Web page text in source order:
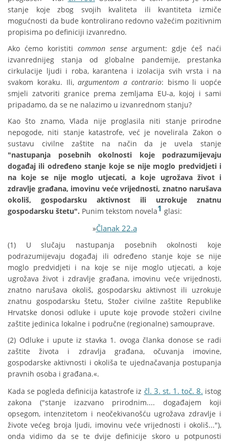
stanje koje zbog svojih kvaliteta ili kvantiteta izmiče
mogućnosti da bude kontrolirano redovno važećim pozitivnim
propisima po definiciji izvanredno.
Ako ćemo koristiti common senseargument: gdje ćeš naći
izvanrednijeg stanja od globalne pandemije, prestanka
cirkulacije ljudi i roba, karantena i izolacija svih vrsta i na
svakom koraku. Ili,argumentom a contrario: bismo li uopće
smjeli zatvoriti granice prema zemljama EU-a, kojoj i sami
pripadamo, da se ne nalazimo u izvanrednom stanju?
Kao što znamo, Vlada nije proglasila niti stanje prirodne
nepogode, niti stanje katastrofe, već je novelirala Zakon o
sustavu civilne zaštite na način da je uvela stanje
"nastupanja posebnih okolnosti koje podrazumijevaju
događaj ili određeno stanje koje se nije moglo predvidjeti i
na koje se nije moglo utjecati, a koje ugrožava život i
zdravlje građana, imovinu veće vrijednosti, znatno narušava
okoliš, gospodarsku aktivnost ili uzrokuje znatnu
gospodarsku štetu". Punim tekstom novela1 glasi:
»Članak 22.a
(1) U slučaju nastupanja posebnih okolnosti koje
podrazumijevaju događaj ili određeno stanje koje se nije
moglo predvidjeti i na koje se nije moglo utjecati, a koje
ugrožava život i zdravlje građana, imovinu veće vrijednosti,
znatno narušava okoliš, gospodarsku aktivnost ili uzrokuje
znatnu gospodarsku štetu, Stožer civilne zaštite Republike
Hrvatske donosi odluke i upute koje provode stožeri civilne
zaštite jedinica lokalne i područne (regionalne) samouprave.
(2) Odluke i upute iz stavka 1. ovoga članka donose se radi
zaštite života i zdravlja građana, očuvanja imovine,
gospodarske aktivnosti i okoliša te ujednačavanja postupanja
pravnih osoba i građana.«.
Kada se pogleda definicija katastrofe iz čl. 3. st. 1. toč. 8. istog
zakona ("stanje izazvano prirodnim.... događajem koji
opsegom, intenzitetom i neočekivanošću ugrožava zdravlje i
živote većeg broja ljudi, imovinu veće vrijednosti i okoliš..."),
onda vidimo da se te dvije definicije skoro u potpunosti